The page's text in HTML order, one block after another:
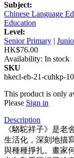
Subject:
Chinese Language
Education
Level:
Senior Primary |
HK$76.00
Availability: In stock
SKU
hkecl-eb-21-cuhkp-
This product is only
Please Sign in
Description
《駱駝祥子》是老
生活化，深刻地描
與種種掙扎。畫家